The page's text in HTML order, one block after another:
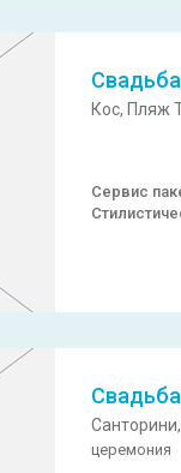
Кос, Пляж
Сервис
Санторини,
церемония